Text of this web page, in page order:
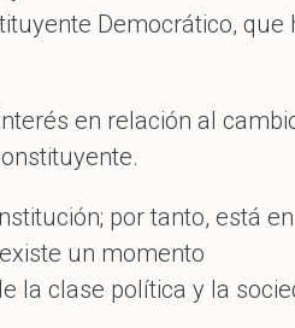
Democrático, que
en relación al
por tanto, está en
un momento
la clase política y la